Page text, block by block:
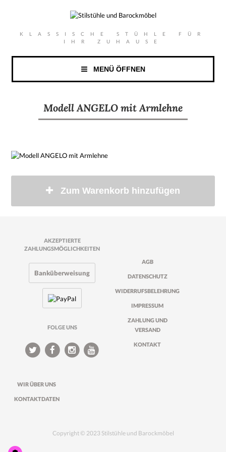
KLASSISCHE STÜHLE FÜR
IHR ZUHAUSE
MENÜ ÖFFNEN
Modell ANGELO mit Armlehne
Zum Warenkorb hinzufügen
AKZEPTIERTE
ZAHLUNGSMÖGLICHKEITEN
Banküberweisung
FOLGE UNS
AGB
DATENSCHUTZ
WIDERRUFSBELEHRUNG
IMPRESSUM
ZAHLUNG UND
VERSAND
KONTAKT
WIR ÜBER UNS
KONTAKTDATEN
Copyright © 2023 Stilstühle und Barockmöbel